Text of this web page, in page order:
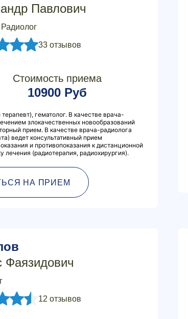
Павлович
33 отзывов
Стоимость приема
10900 Руб
гематолог. В качестве врача-
злокачественных новообразований
прием. В качестве врача-радиолога
ведет консультативный прием
и противопоказания к дистанционной
лечения (радиотерапия, радиохирургия).
НА ПРИЕМ
Фаязидович
12 отзывов